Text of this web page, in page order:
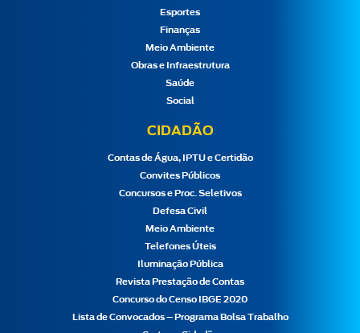
Esportes
Finanças
Meio Ambiente
Obras e Infraestrutura
Saúde
Social
CIDADÃO
Contas de Água, IPTU e Certidão
Convites Públicos
Concursos e Proc. Seletivos
Defesa Civil
Meio Ambiente
Telefones Úteis
Iluminação Pública
Revista Prestação de Contas
Concurso do Censo IBGE 2020
Lista de Convocados – Programa Bolsa Trabalho